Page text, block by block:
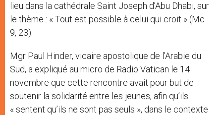
lieu dans la cathédrale Saint Joseph d’Abu Dhabi, sur
le thème : « Tout est possible à celui qui croit » (Mc
9, 23).
Mgr Paul Hinder, vicaire apostolique de l’Arabie du
Sud, a expliqué au micro de Radio Vatican le 14
novembre que cette rencontre avait pour but de
soutenir la solidarité entre les jeunes, afin qu’ils
« sentent qu’ils ne sont pas seuls », dans le contexte